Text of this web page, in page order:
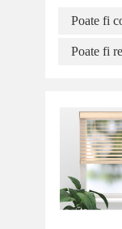
Poate fi
Poate fi